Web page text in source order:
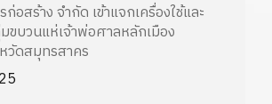
อสร้าง จำกัด เข้าแจกเครื่องใช้และ
ขบวนแห่เจ้าพ่อศาลหลักเมือง
วัดสมุทรสาคร